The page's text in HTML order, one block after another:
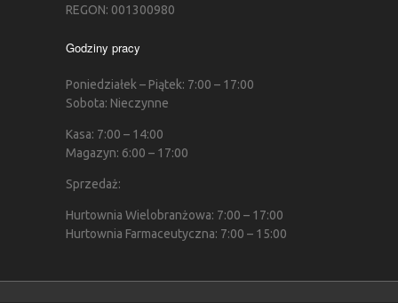
REGON: 001300980
Godziny pracy
Poniedziałek – Piątek: 7:00 – 17:00
Sobota: Nieczynne
Kasa: 7:00 – 14:00
Magazyn: 6:00 – 17:00
Sprzedaż:
Hurtownia Wielobranżowa: 7:00 – 17:00
Hurtownia Farmaceutyczna: 7:00 – 15:00